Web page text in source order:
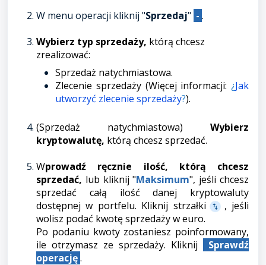
W menu operacji kliknij "Sprzedaj" - .
Wybierz typ sprzedaży, którą chcesz
zrealizować:
Sprzedaż natychmiastowa.
Zlecenie sprzedaży (Więcej informacji: ¿Jak
utworzyć zlecenie sprzedaży?).
(Sprzedaż natychmiastowa) Wybierz
kryptowalutę, którą chcesz sprzedać.
Wprowadź ręcznie ilość, którą chcesz
sprzedać, lub kliknij "Maksimum", jeśli chcesz
sprzedać całą ilość danej kryptowaluty
dostępnej w portfelu. Kliknij strzałki
, jeśli
wolisz podać kwotę sprzedaży w euro.
Po podaniu kwoty zostaniesz poinformowany,
ile otrzymasz ze sprzedaży. Kliknij
Sprawdź
operację.